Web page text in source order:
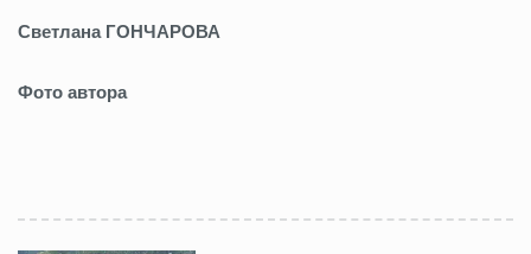
Светлана ГОНЧАРОВА
Фото автора